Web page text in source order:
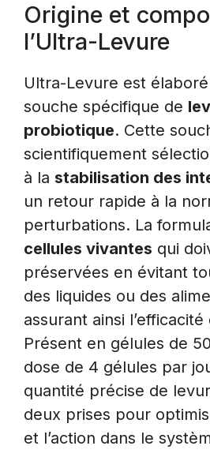
Origine et
l’Ultra-Levure
Ultra-Levure est élaboré
souche spécifique de
probiotique. Cette
scientifiquement
à la stabilisation des
un retour rapide à la
perturbations. La
cellules vivantes qui
préservées en évitant
des liquides ou des
assurant ainsi
Présent en gélules de
dose de 4 gélules par
quantité précise de
deux prises pour
et l’action dans le